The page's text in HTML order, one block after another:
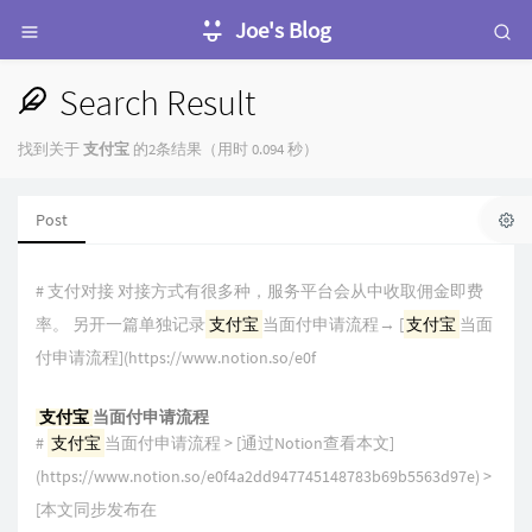
Joe's Blog
Search Result
找到关于支付宝 的2条结果（用时 0.094 秒）
Post
# 支付对接 对接方式有很多种，服务平台会从中收取佣金即费
率。 另开一篇单独记录 支付宝 当面付申请流程→ [支付宝 当面
付申请流程](https://www.notion.so/e0f
支付宝 当面付申请流程
# 支付宝 当面付申请流程 > [通过Notion查看本文]
(https://www.notion.so/e0f4a2dd947745148783b69b5563d97e) >
[本文同步发布在